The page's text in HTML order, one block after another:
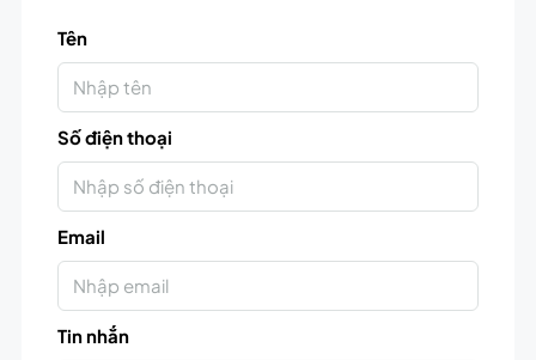
Tên
Số điện thoại
Email
Tin nhắn